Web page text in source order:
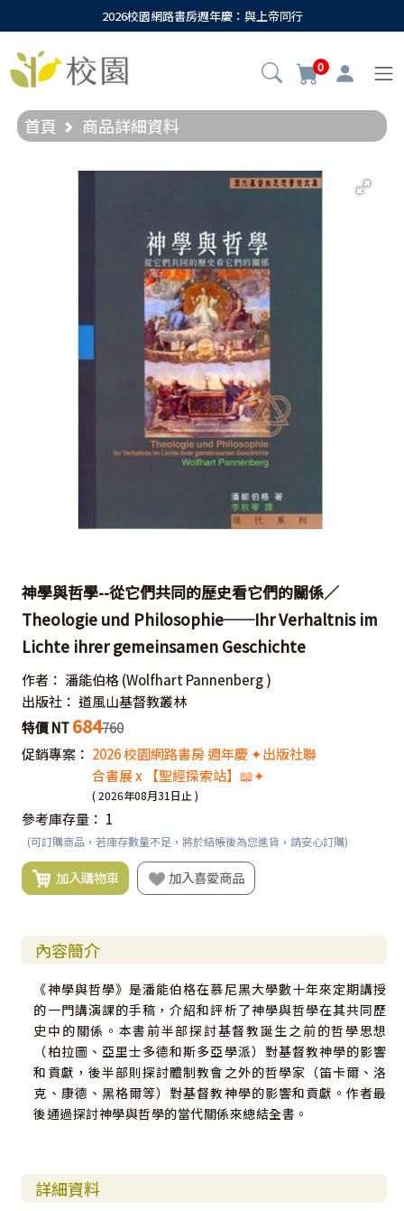
2026校園網路書房週年慶：與上帝同行
0
首頁 商品詳細資料
神學與哲學--從它們共同的歷史看它們的關係／
Theologie und Philosophie──Ihr Verhaltnis im
Lichte ihrer gemeinsamen Geschichte
作者： 潘能伯格 (Wolfhart Pannenberg )
出版社： 道風山基督教叢林
特價 NT 684760
促銷專案： 2026 校園網路書房 週年慶 ✦出版社聯
合書展 x 【聖經探索站】📖✦
( 2026年08月31日止 )
參考庫存量： 1
(可訂購商品，若庫存數量不足，將於結帳後為您進貨，請安心訂購)
加入購物車 加入喜愛商品
內容簡介
《神學與哲學》是潘能伯格在慕尼黑大學數十年來定期講授
的一門講演課的手稿，介紹和評析了神學與哲學在其共同歷
史中的關係。本書前半部探討基督教誕生之前的哲學思想
（柏拉圖、亞里士多德和斯多亞學派）對基督教神學的影響
和貢獻，後半部則探討體制教會之外的哲學家（笛卡爾、洛
克、康德、黑格爾等）對基督教神學的影響和貢獻。作者最
後通過探討神學與哲學的當代關係來總結全書。
詳細資料